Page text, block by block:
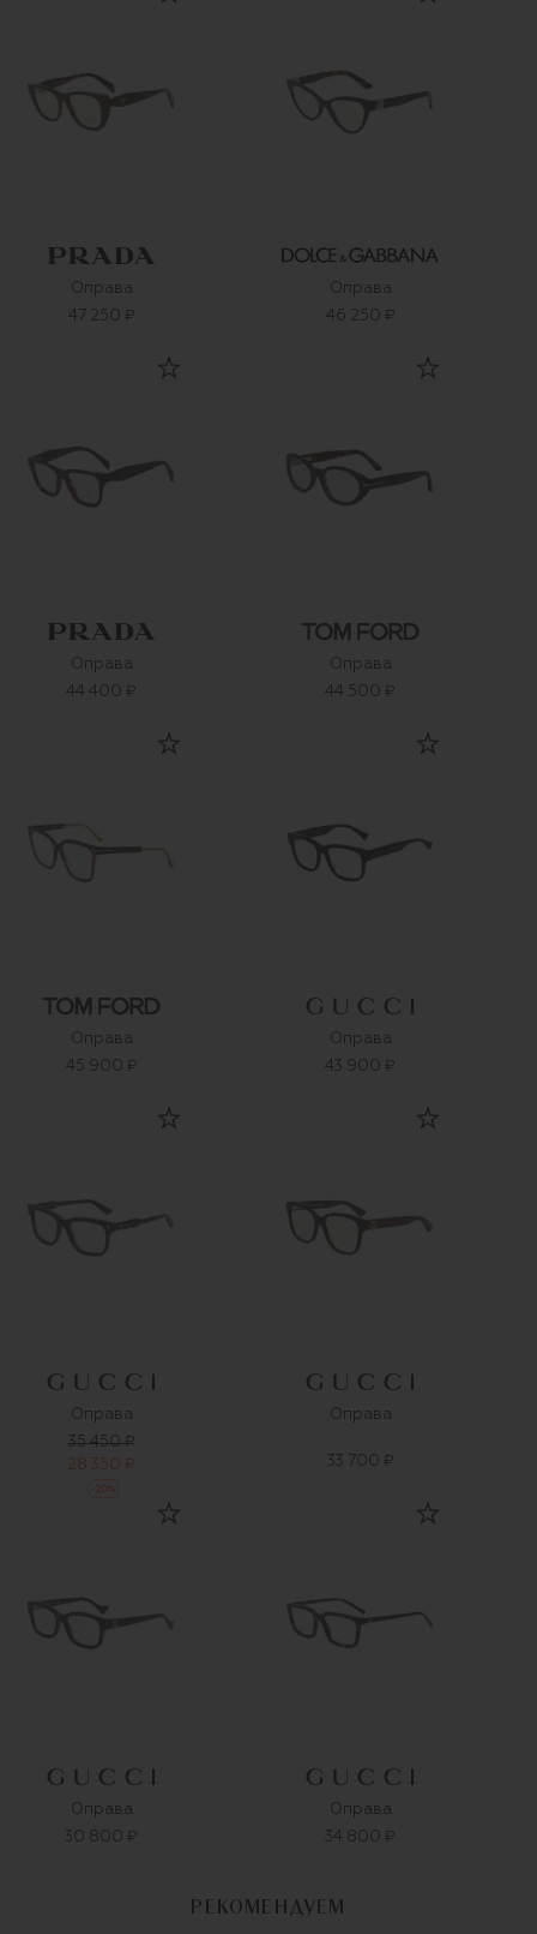
Оправа
47 250 ₽
Оправа
46 250 ₽
Оправа
44 400 ₽
Оправа
44 500 ₽
Оправа
45 900 ₽
Оправа
43 900 ₽
Оправа
35 450 ₽
28 350 ₽
20 %
Оправа
33 700 ₽
Оправа
30 800 ₽
Оправа
34 800 ₽
РЕКОМЕНДУЕМ